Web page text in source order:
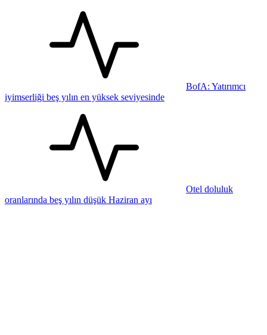
BofA: Yatırımcı
iyimserliği beş yılın en yüksek seviyesinde
Otel doluluk
oranlarında beş yılın düşük Haziran ayı